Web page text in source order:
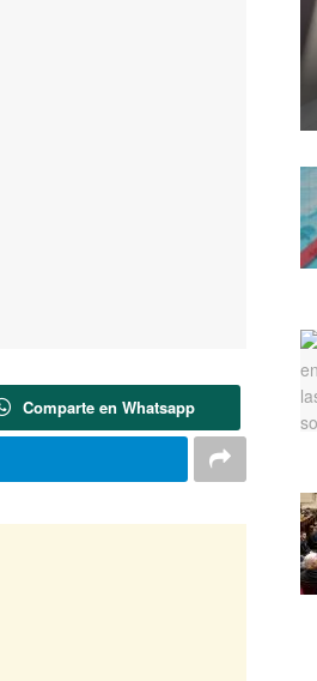
Comparte en Whatsapp